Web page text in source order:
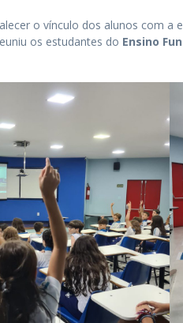
o vínculo dos alunos com a
os estudantes do Ensino